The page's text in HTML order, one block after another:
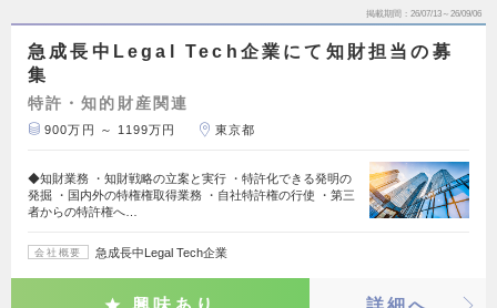
掲載期間 26/07/13～26/09/06
急成長中Legal Tech企業にて知財担当の募
集
特許・知的財産関連
900万円 ～ 1199万円 東京都
◆知財業務 ・知財戦略の立案と実行 ・特許化できる発明の
発掘 ・国内外の特権権取得業務 ・自社特許権の行使 ・第三
者からの特許権へ…
会社概要 急成長中Legal Tech企業